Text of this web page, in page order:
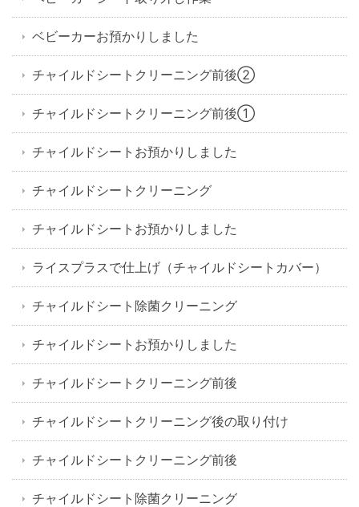
ベビーカーお預かりしました
チャイルドシートクリーニング前後②
チャイルドシートクリーニング前後①
チャイルドシートお預かりしました
チャイルドシートクリーニング
チャイルドシートお預かりしました
ライスプラスで仕上げ（チャイルドシートカバー）
チャイルドシート除菌クリーニング
チャイルドシートお預かりしました
チャイルドシートクリーニング前後
チャイルドシートクリーニング後の取り付け
チャイルドシートクリーニング前後
チャイルドシート除菌クリーニング